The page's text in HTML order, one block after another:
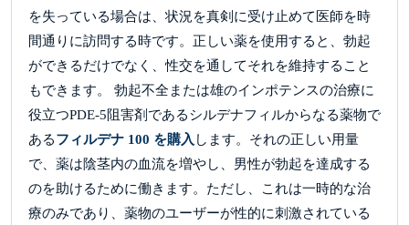
を失っている場合は、状況を真剣に受け止めて医師を時
間通りに訪問する時です。正しい薬を使用すると、勃起
ができるだけでなく、性交を通してそれを維持すること
もできます。 勃起不全または雄のインポテンスの治療に
役立つPDE-5阻害剤であるシルデナフィルからなる薬物で
あるフィルデナ 100 を購入 します。それの正しい用量
で、薬は陰茎内の血流を増やし、男性が勃起を達成する
のを助けるために働きます。ただし、これは一時的な治
療のみであり、薬物のユーザーが性的に刺激されている